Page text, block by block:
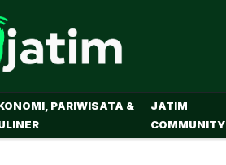
PARIWISATA &
JATIM
COMMUNITY